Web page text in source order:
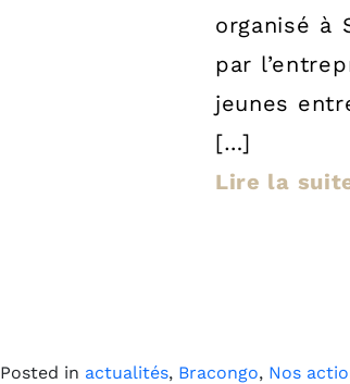
organisé à
par
jeunes
[…]
Lire la
Posted in actualités, Bracongo, Nos